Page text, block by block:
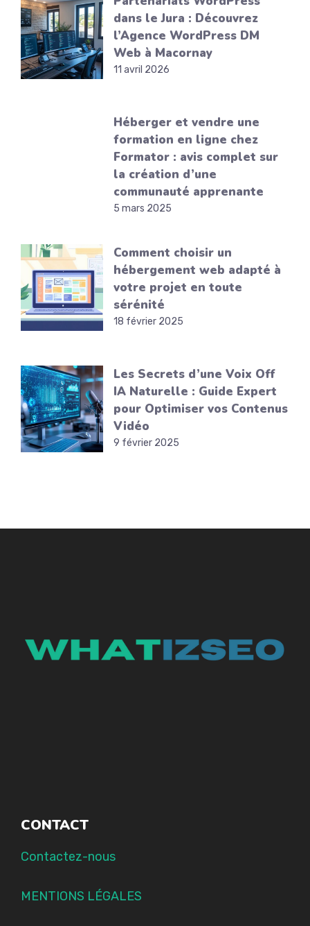
dans le Jura : Découvrez
l’Agence WordPress DM
Web à Macornay
11 avril 2026
Héberger et vendre une
formation en ligne chez
Formator : avis complet sur
la création d’une
communauté apprenante
5 mars 2025
Comment choisir un
hébergement web adapté à
votre projet en toute
sérénité
18 février 2025
Les Secrets d’une Voix Off
IA Naturelle : Guide Expert
pour Optimiser vos Contenus
Vidéo
9 février 2025
CONTACT
Contactez-nous
MENTIONS LÉGALES